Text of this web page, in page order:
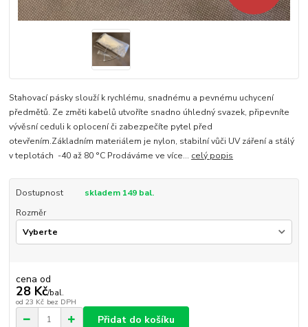
Stahovací pásky slouží k rychlému, snadnému a pevnému uchycení
předmětů. Ze změti kabelů utvoříte snadno úhledný svazek, připevníte
vývěsní ceduli k oplocení či zabezpečíte pytel před
otevřením.Základním materiálem je nylon, stabilní vůči UV záření a stálý
v teplotách -40 až 80 °C Prodáváme ve více... celý popis
Dostupnost
skladem 149 bal.
Rozměr
cena od
28 Kč/bal.
od 23 Kč bez DPH
Přidat do košíku